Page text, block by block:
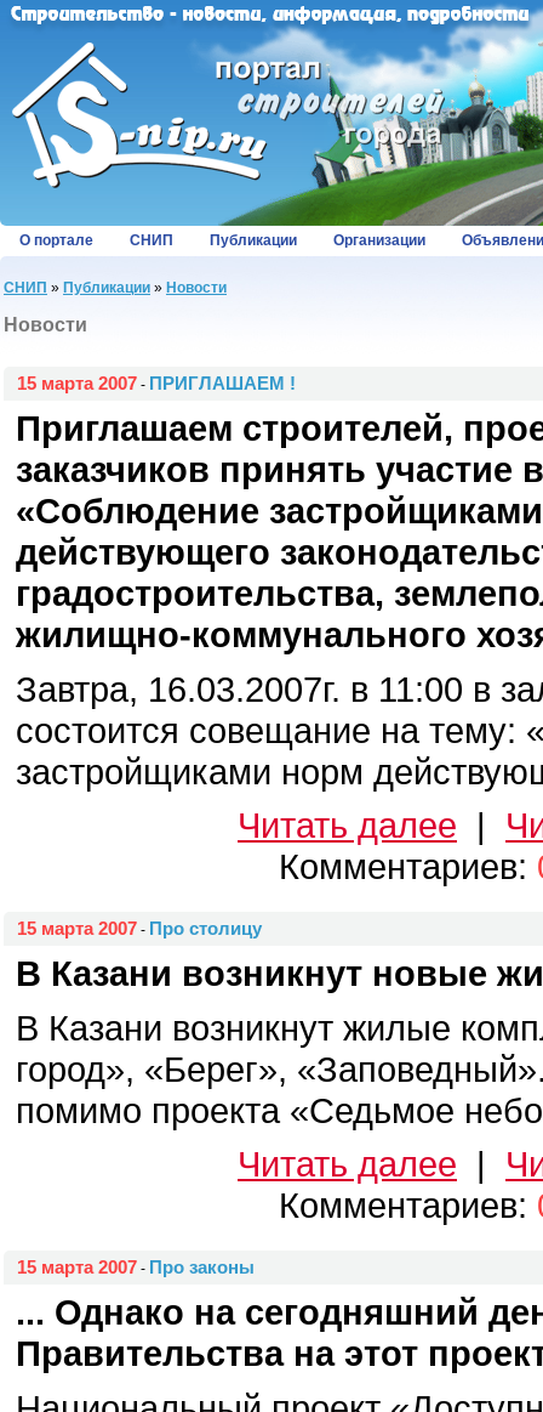
О портале СНИП Публикации Организации
СНИП » Публикации » Новости
Новости
15 марта 2007 - ПРИГЛАШАЕМ !
Приглашаем строителей,
заказчиков принять участие
«Соблюдение
действующего
градостроительства,
жилищно-коммунального
Завтра, 16.03.2007г. в 11:00 в
состоится совещание на тему:
застройщиками норм
Читать далее |
Комментариев:
15 марта 2007 - Про столицу
В Казани возникнут новые
В Казани возникнут жилые
город», «Берег»,
помимо проекта «Седьмое
Читать далее |
Комментариев:
15 марта 2007 - Про законы
... Однако на сегодняшний
Правительства на этот